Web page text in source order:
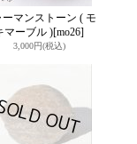
ーマンストーン ( モ
マーブル )[mo26]
3,000円(税込)